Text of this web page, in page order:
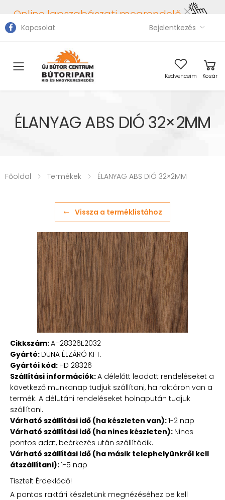
Online lapszabászati megrendelő
Kapcsolat Bejelentkezés
Toggle mobile menu Kedvenceim Kosár
ÉLANYAG ABS DIÓ 32×2MM
Főoldal Termékek ÉLANYAG ABS DIÓ 32×2MM
Vissza a terméklistához
Cikkszám:AH28326E2032
Gyártó: DUNA ÉLZÁRÓ KFT.
Gyártói kód: HD 28326
Szállítási információk:A délelőtt leadott rendeléseket a
következő munkanap tudjuk szállítani, ha raktáron van a
termék. A délutáni rendeléseket holnapután tudjuk
szállítani.
Várható szállítási idő (ha készleten van):1-2 nap
Várható szállítási idő (ha nincs készleten): Nincs
pontos adat, beérkezés után szállítódik.
Várható szállítási idő (ha másik telephelyünkről kell
átszállítani):1-5 nap
Tisztelt Érdeklődő!
A pontos raktári készletünk megnézéséhez be kell